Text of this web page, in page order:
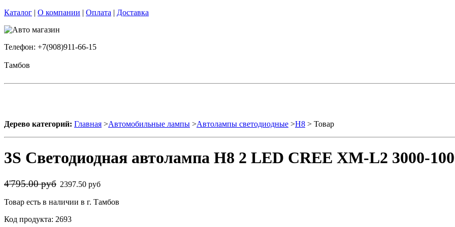
Каталог | О компании | Оплата | Доставка
Телефон: +7(908)911-66-15
Тамбов
Дерево категорий: Главная >Автомобильные лампы >Автолампы светодиодные >H8 > Товар
3S Светодиодная автолампа H8 2 LED CREE XM-L2 3000-
4'795.00 руб 2397.50 руб
Товар есть в наличии в г. Тамбов
Код продукта: 2693